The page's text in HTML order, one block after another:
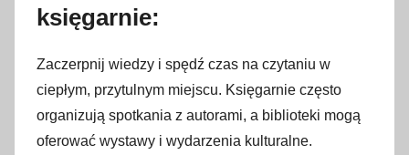
księgarnie:
Zaczerpnij wiedzy i spędź czas na czytaniu w
ciepłym, przytulnym miejscu. Księgarnie często
organizują spotkania z autorami, a biblioteki mogą
oferować wystawy i wydarzenia kulturalne.